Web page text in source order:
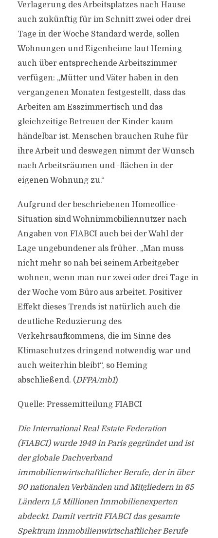
Verlagerung des Arbeitsplatzes nach Hause
auch zukünftig für im Schnitt zwei oder drei
Tage in der Woche Standard werde, sollen
Wohnungen und Eigenheime laut Heming
auch über entsprechende Arbeitszimmer
verfügen: „Mütter und Väter haben in den
vergangenen Monaten festgestellt, dass das
Arbeiten am Esszimmertisch und das
gleichzeitige Betreuen der Kinder kaum
händelbar ist. Menschen brauchen Ruhe für
ihre Arbeit und deswegen nimmt der Wunsch
nach Arbeitsräumen und -flächen in der
eigenen Wohnung zu.“
Aufgrund der beschriebenen Homeoffice-
Situation sind Wohnimmobiliennutzer nach
Angaben von FIABCI auch bei der Wahl der
Lage ungebundener als früher. „Man muss
nicht mehr so nah bei seinem Arbeitgeber
wohnen, wenn man nur zwei oder drei Tage in
der Woche vom Büro aus arbeitet. Positiver
Effekt dieses Trends ist natürlich auch die
deutliche Reduzierung des
Verkehrsaufkommens, die im Sinne des
Klimaschutzes dringend notwendig war und
auch weiterhin bleibt“, so Heming
abschließend. (DFPA/mb1)
Quelle: Pressemitteilung FIABCI
Die International Real Estate Federation
(FIABCI) wurde 1949 in Paris gegründet und ist
der globale Dachverband
immobilienwirtschaftlicher Berufe, der in über
90 nationalen Verbänden und Mitgliedern in 65
Ländern 1,5 Millionen Immobilienexperten
abdeckt. Damit vertritt FIABCI das gesamte
Spektrum immobilienwirtschaftlicher Berufe